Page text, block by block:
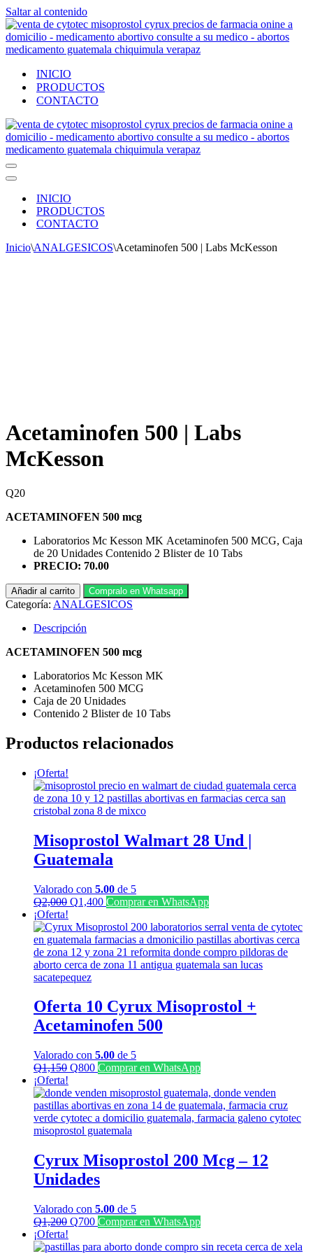
Saltar al contenido
INICIO
PRODUCTOS
CONTACTO
Menú
de
Menú
navegación
INICIO
PRODUCTOS
CONTACTO
Inicio\ANALGESICOS\Acetaminofen 500 | Labs McKesson
Acetaminofen 500 | Labs
McKesson
Q20
ACETAMINOFEN 500 mcg
Laboratorios Mc Kesson MK Acetaminofen 500 MCG, Caja
de 20 Unidades Contenido 2 Blister de 10 Tabs
PRECIO: 70.00
Acetaminofen
500
Labs
cantidad
Añadir al carrito Compralo en Whatsapp
Categoría: ANALGESICOS
Descripción
ACETAMINOFEN 500 mcg
Laboratorios Mc Kesson MK
Acetaminofen 500 MCG
Caja de 20 Unidades
Contenido 2 Blister de 10 Tabs
Productos relacionados
¡Oferta!
Misoprostol Walmart 28 Und |
Guatemala
Valorado con 5.00 de 5
Q2,000 El
original
era:
Q2,000.
Q1,400El
actual
es:
Q1,400.
Comprar en WhatsApp
¡Oferta!
Oferta 10 Cyrux Misoprostol +
Acetaminofen 500
Valorado con 5.00 de 5
Q1,150 El
original
era:
Q1,150.
Q800El
actual
es:
Q800.
Comprar en WhatsApp
¡Oferta!
Cyrux Misoprostol 200 Mcg – 12
Unidades
Valorado con 5.00 de 5
Q1,200 El
original
Q700El
actual
Comprar en WhatsApp
¡Oferta!